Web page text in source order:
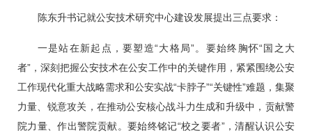
陈东升书记就公安技术研究中心建设发展提出三点要求：
一是站在新起点，要塑造“大格局”。要始终胸怀“国之大
者”，深刻把握公安技术在公安工作中的关键作用，紧紧围绕公安
工作现代化重大战略需求和公安实战“卡脖子”“关键性”难题，集聚
力量、锐意攻关，在推动公安核心战斗力生成和升级中，贡献警
院力量、作出警院贡献。要始终铭记“校之要者”，清醒认识公安